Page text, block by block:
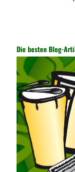
encryption key has
Audit
auditing. It provides
for easy collection
data. At the same
300-135 Online
conversion. Using
functions of
EXCEL, DBASE,
format has met the
realized through a
the data source
user data source
collection function
Die besten Blog-